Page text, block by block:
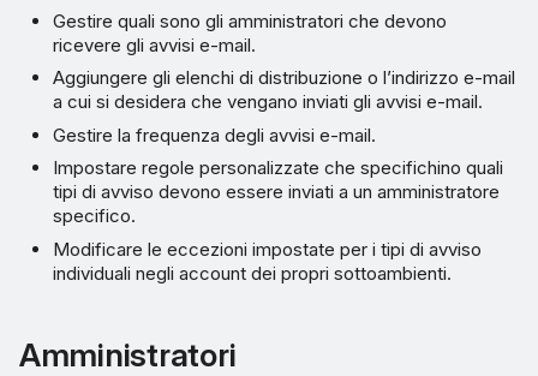
Gestire quali sono gli amministratori che devono
ricevere gli avvisi e-mail.
Aggiungere gli elenchi di distribuzione o l’indirizzo e-mail
a cui si desidera che vengano inviati gli avvisi e-mail.
Gestire la frequenza degli avvisi e-mail.
Impostare regole personalizzate che specifichino quali
tipi di avviso devono essere inviati a un amministratore
specifico.
Modificare le eccezioni impostate per i tipi di avviso
individuali negli account dei propri sottoambienti.
Amministratori